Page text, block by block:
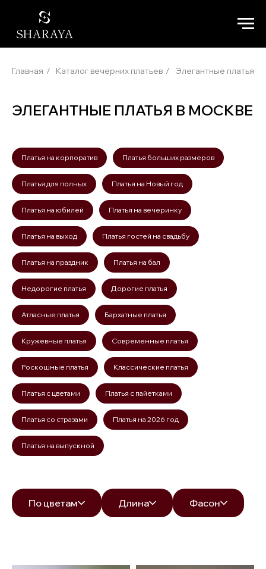
Главная / Каталог вечерних платьев / Элегантные платья
ЭЛЕГАНТНЫЕ ПЛАТЬЯ В МОСКВЕ
Платья на корпоратив Платья больших размеров
Платья для полных Платья на Новый год
Платья на юбилей Платья на вечеринку
Платья на выход Платья гостей на свадьбу
Платья на праздник Платья на бал
Недорогие платья Дорогие платья
Атласные платья Бархатные платья
Кружевные платья Современные платья
Роскошные платья Классические платья
Платья с цветами Платья с пайетками
Платья со стразами Платья на 2026 год
Платья на выпускной
По цветам Длина Фасон